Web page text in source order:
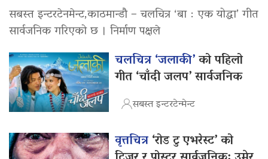
सबस्त इन्टरटेनमेन्ट,काठमान्डौ – चलचित्र ‘बा : एक योद्धा’ गीत
सार्वजनिक गरिएको छ । निर्माण पक्षले
चलचित्र ‘जलाकी’को पहिलो
गीत ‘चाँदी जलप’ सार्वजनिक
सबस्त इन्टरटेन्मेन्ट
वृत्तचित्र‘रोड टु एभरेस्ट’ को